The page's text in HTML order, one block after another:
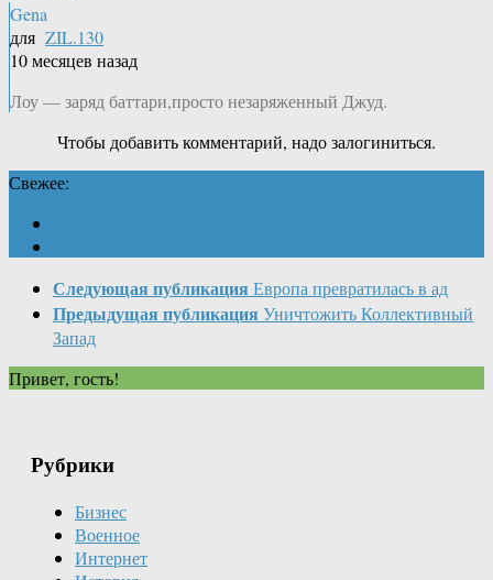
Gena
для ZIL.130
10 месяцев назад
Лоу — заряд баттари,просто незаряженный Джуд.
Чтобы добавить комментарий, надо залогиниться.
Свежее:
Следующая публикация Европа превратилась в ад
Предыдущая публикация Уничтожить Коллективный
Запад
Привет, гость!
Рубрики
Бизнес
Военное
Интернет